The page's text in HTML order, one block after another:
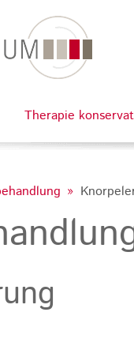
Therapie